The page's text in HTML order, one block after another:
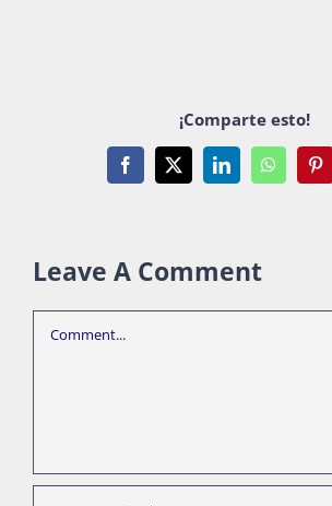
¡Comparte esto!
Facebook
X LinkedInWhatsApp
Leave A Comment
Comment